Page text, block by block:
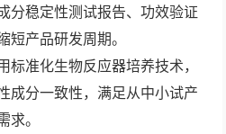
分稳定性测试报告、功效验证
短产品研发周期。
标准化生物反应器培养技术，
成分一致性，满足从中小试产
求。